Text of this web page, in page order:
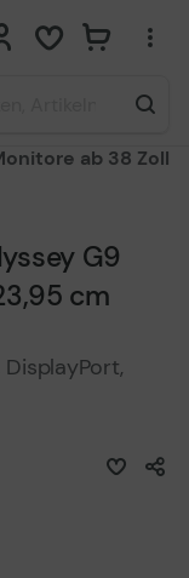
0 0
ab 38 Zoll
G9
cm
DisplayPort,